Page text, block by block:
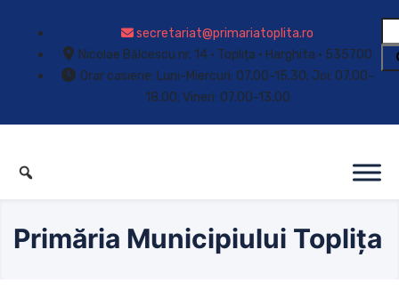
secretariat@primariatoplita.ro
Nicolae Bălcescu nr. 14 • Toplița • Harghita • 535700
Orar casierie: Luni-Miercuri: 07.00-15.30; Joi: 07.00-
18.00; Vineri: 07.00-13.00
Primăria Municipiului Toplița